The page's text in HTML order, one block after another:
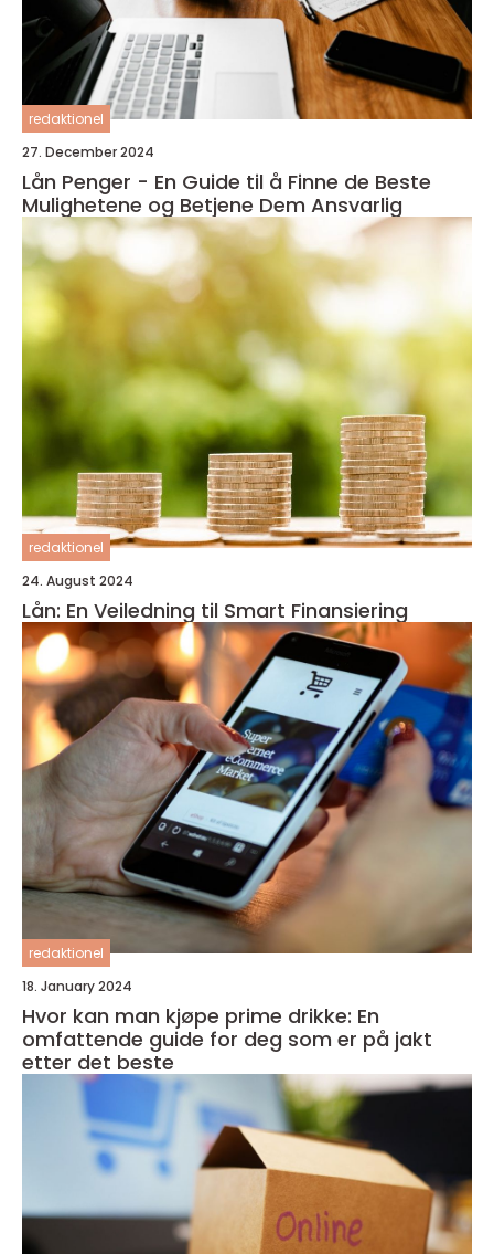
redaktionel
27. December 2024
Lån Penger - En Guide til å Finne de Beste
Mulighetene og Betjene Dem Ansvarlig
redaktionel
24. August 2024
Lån: En Veiledning til Smart Finansiering
redaktionel
18. January 2024
Hvor kan man kjøpe prime drikke: En
omfattende guide for deg som er på jakt
etter det beste